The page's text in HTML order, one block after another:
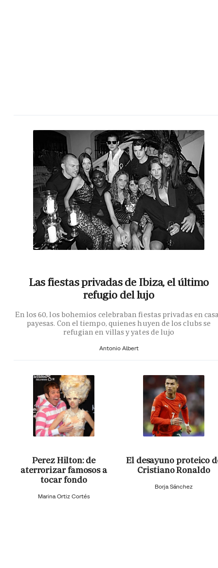
Las fiestas privadas de Ibiza, el último
refugio del lujo
En los 60, los bohemios celebraban fiestas privadas en
payesas. Con el tiempo, quienes huyen de los clubs se
refugian en villas y yates de lujo
Antonio Albert
Perez Hilton: de
aterrorizar famosos a
tocar fondo
Marina Ortiz Cortés
El desayuno proteico
Cristiano Ronaldo
Borja Sánchez